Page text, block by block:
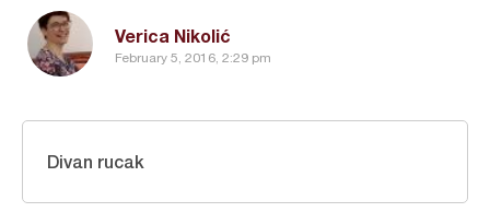
Verica Nikolić
February 5, 2016, 2:29 pm
Divan rucak